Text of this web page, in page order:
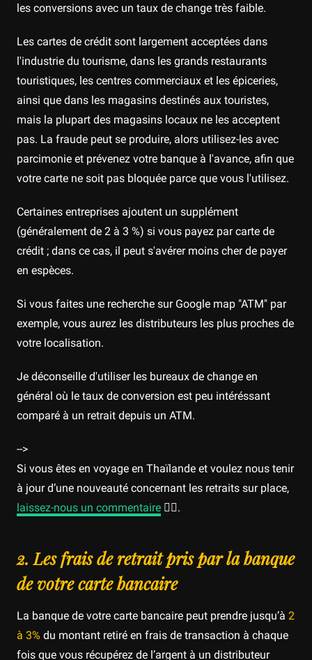
les conversions avec un taux de change très faible.
Les cartes de crédit sont largement acceptées dans
l'industrie du tourisme, dans les grands restaurants
touristiques, les centres commerciaux et les épiceries,
ainsi que dans les magasins destinés aux touristes,
mais la plupart des magasins locaux ne les acceptent
pas. La fraude peut se produire, alors utilisez-les avec
parcimonie et prévenez votre banque à l'avance, afin que
votre carte ne soit pas bloquée parce que vous l'utilisez.
Certaines entreprises ajoutent un supplément
(généralement de 2 à 3 %) si vous payez par carte de
crédit ; dans ce cas, il peut s'avérer moins cher de payer
en espèces.
Si vous faites une recherche sur Google map "ATM" par
exemple, vous aurez les distributeurs les plus proches de
votre localisation.
Je déconseille d'utiliser les bureaux de change en
général où le taux de conversion est peu intéréssant
comparé à un retrait depuis un ATM.
-->
Si vous êtes en voyage en Thaïlande et voulez nous tenir
à jour d’une nouveauté concernant les retraits sur place,
laissez-nous un commentaire 👍🏼.
2. Les frais de retrait pris par la banque
de votre carte bancaire
La banque de votre carte bancaire peut prendre jusqu’à 2
à 3% du montant retiré en frais de transaction à chaque
fois que vous récupérez de l’argent à un distributeur